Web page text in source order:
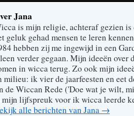
Jana
is mijn religie, achteraf gezien
geluk gehad mensen te leren
hebben zij me ingewijd in een
verder gegaan. Mijn ideeën over
in wicca terug. Zo ook mijn
milieu: ik vier de jaarfeesten en eet
de Wiccan Rede ('Doe wat je wilt,
mijn lijfspreuk voor ik wicca leerde
alle berichten van Jana →